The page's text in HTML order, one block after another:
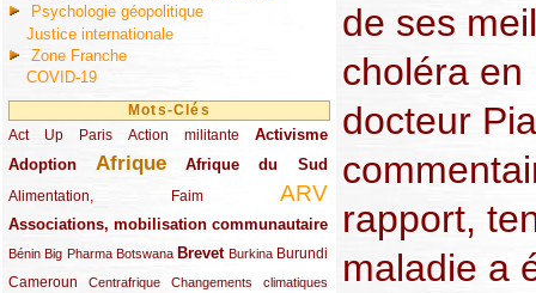
Psychologie géopolitique
Justice internationale
Zone Franche
COVID-19
Mots-Clés
Act Up Paris
(49/289) Action militante
(32/289) Activisme
(73/289)
Adoption
(82/289) Afrique
(161/289) Afrique du Sud
(73/289)
Alimentation, Faim
(48/289) ARV
(203/289)
Associations, mobilisation communautaire
(65/289)
Bénin
(13/289)Big Pharma
(16/289) Botswana
(9/289) Brevet
(83/289) Burkina
(18/289) Burundi
(30/289)
Cameroun
(47/289) Centrafrique
(23/289) Changements climatiques
(10/289)
de ses
choléra en
docteur
rapport,
maladie a